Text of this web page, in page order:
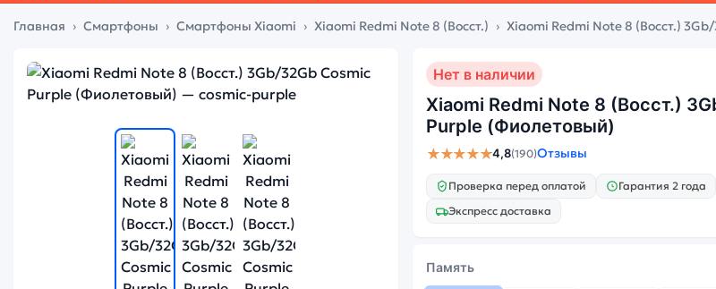
Главная Смартфоны Смартфоны Xiaomi Xiaomi Redmi Note 8 (Восст.) Xiaomi Redmi Note 8 (Восст.)
Нет в наличии
Xiaomi Redmi Note 8 (Восст.)
Purple (Фиолетовый)
★★★★★4,8(190)Отзывы
Проверка перед оплатой
Гарантия 2 года
Экспресс доставка
Память